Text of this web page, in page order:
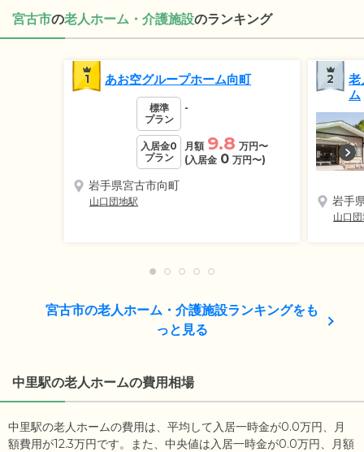
宮古市の老人ホーム・介護施設のランキング
1 あお空グループホーム向町
標準
プラン
-
入居金0
プラン
月額 9.8 万円〜
(入居金 0 万円〜)
岩手県宮古市向町
山口団地駅
2
老
ム
岩手
山口
宮古市の老人ホーム・介護施設ランキングをも
っと見る
中里駅の老人ホームの費用相場
中里駅の老人ホームの費用は、平均して入居一時金が0.0万円、月
額費用が12.3万円です。また、中央値は入居一時金が0.0万円、月額